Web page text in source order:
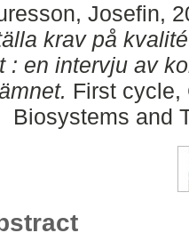
Josefin,
krav på
: en intervju av
First cycle,
Biosystems and